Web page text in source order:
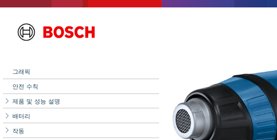
그래픽
안전 수칙
제품 및 성능 설명
배터리
작동